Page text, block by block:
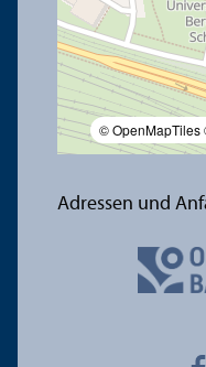
© OpenMapTiles
Adressen und